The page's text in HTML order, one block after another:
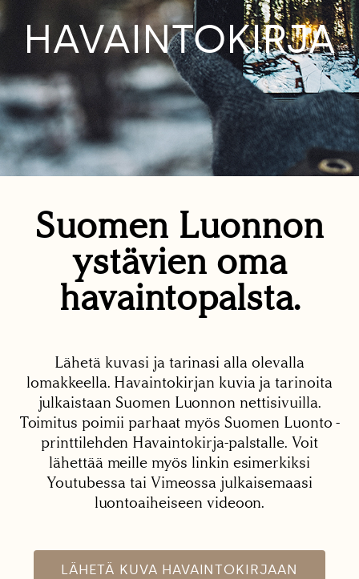
HAVAINTOKIRJA
Suomen Luonnon
ystävien oma
havaintopalsta.
Lähetä kuvasi ja tarinasi alla olevalla
lomakkeella. Havaintokirjan kuvia ja tarinoita
julkaistaan Suomen Luonnon nettisivuilla.
Toimitus poimii parhaat myös Suomen Luonto -
printtilehden Havaintokirja-palstalle. Voit
lähettää meille myös linkin esimerkiksi
Youtubessa tai Vimeossa julkaisemaasi
luontoaiheiseen videoon.
LÄHETÄ KUVA HAVAINTOKIRJAAN